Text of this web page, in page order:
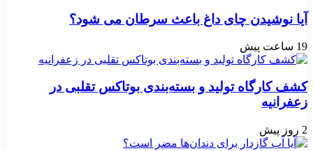
آیا نوشیدن چای داغ باعث سرطان می شود؟
19 ساعت پیش
کشف کارگاه تولید و بسته‌بندی بوتاکس تقلبی در
زعفرانیه
2 روز پیش